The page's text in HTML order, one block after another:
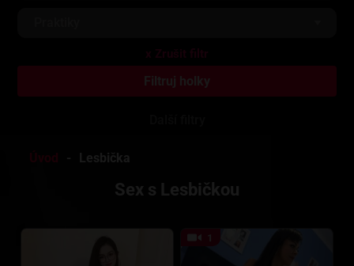
Úvod Lesbička
Sex s Lesbičkou
1